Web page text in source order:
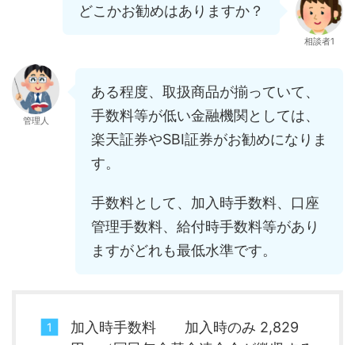
どこかお勧めはありますか？
相談者1
管理人
ある程度、取扱商品が揃っていて、
手数料等が低い金融機関としては、
楽天証券やSBI証券がお勧めになりま
す。
手数料として、加入時手数料、口座
管理手数料、給付時手数料等があり
ますがどれも最低水準です。
加入時手数料 加入時のみ 2,829